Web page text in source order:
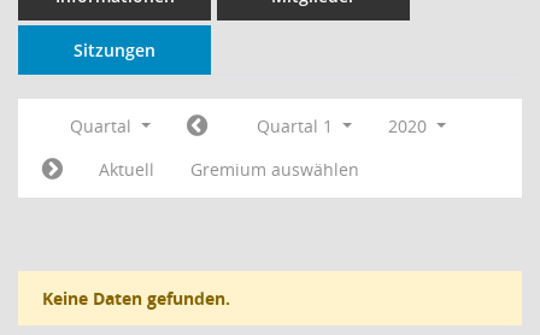
Sitzungen
Quartal Quartal 1
2020
Aktuell
Gremium auswählen
Keine Daten gefunden.